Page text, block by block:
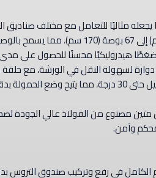
هيدروليكيًا محسنًا للحصول على
دوارة لسهولة النقل في الورشة، مع
: يتميز بسرير قابل للتعديل يميل حتى 30
مصنوع من الفولاذ عالي الجودة
وآمن.
الكامل في رفع وتركيب صندوق التروس